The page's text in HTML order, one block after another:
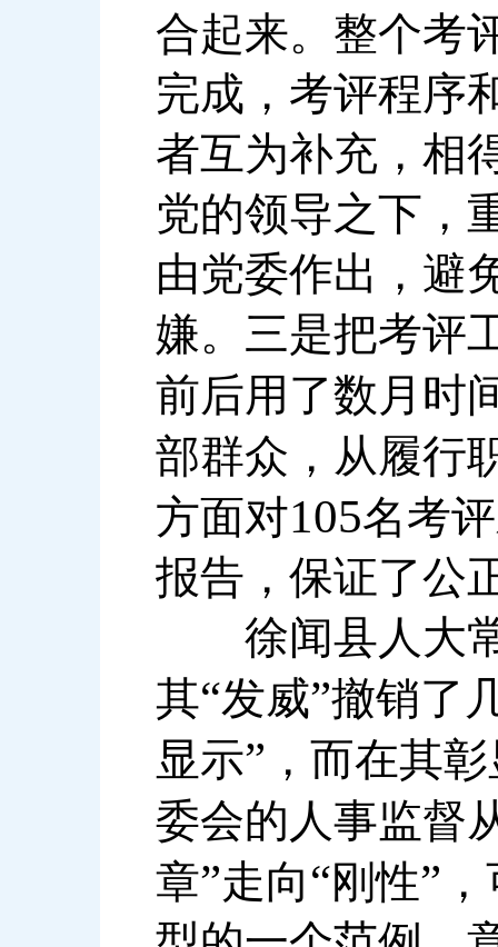
合起来。整个考
完成，考评程序
者互为补充，相
党的领导之下，
由党委作出，避
嫌。三是把考评
前后用了数月时
部群众，从履行
方面对105名考
报告，保证了公
徐闻县人大常
其“发威”撤销了
显示” ，而在其
委会的人事监督
章”走向“刚性”